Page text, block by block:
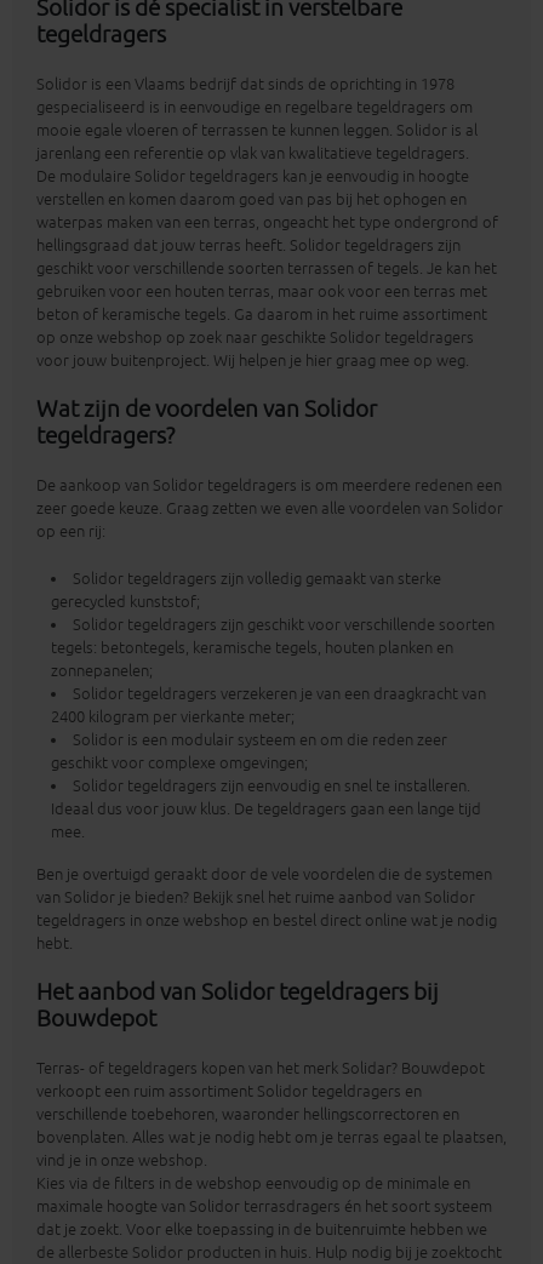
Solidor is dé specialist in verstelbare
tegeldragers
Solidor is een Vlaams bedrijf dat sinds de oprichting in 1978
gespecialiseerd is in eenvoudige en regelbare tegeldragers om
mooie egale vloeren of terrassen te kunnen leggen. Solidor is al
jarenlang een referentie op vlak van kwalitatieve tegeldragers.
De modulaire Solidor tegeldragers kan je eenvoudig in hoogte
verstellen en komen daarom goed van pas bij het ophogen en
waterpas maken van een terras, ongeacht het type ondergrond of
hellingsgraad dat jouw terras heeft. Solidor tegeldragers zijn
geschikt voor verschillende soorten terrassen of tegels. Je kan het
gebruiken voor een houten terras, maar ook voor een terras met
beton of keramische tegels. Ga daarom in het ruime assortiment
op onze webshop op zoek naar geschikte Solidor tegeldragers
voor jouw buitenproject. Wij helpen je hier graag mee op weg.
Wat zijn de voordelen van Solidor
tegeldragers?
De aankoop van Solidor tegeldragers is om meerdere redenen een
zeer goede keuze. Graag zetten we even alle voordelen van Solidor
op een rij:
Solidor tegeldragers zijn volledig gemaakt van sterke
gerecycled kunststof;
Solidor tegeldragers zijn geschikt voor verschillende soorten
tegels: betontegels, keramische tegels, houten planken en
zonnepanelen;
Solidor tegeldragers verzekeren je van een draagkracht van
2400 kilogram per vierkante meter;
Solidor is een modulair systeem en om die reden zeer
geschikt voor complexe omgevingen;
Solidor tegeldragers zijn eenvoudig en snel te installeren.
Ideaal dus voor jouw klus. De tegeldragers gaan een lange tijd
mee.
Ben je overtuigd geraakt door de vele voordelen die de systemen
van Solidor je bieden? Bekijk snel het ruime aanbod van Solidor
tegeldragers in onze webshop en bestel direct online wat je nodig
hebt.
Het aanbod van Solidor tegeldragers bij
Bouwdepot
Terras- of tegeldragers kopen van het merk Solidar? Bouwdepot
verkoopt een ruim assortiment Solidor tegeldragers en
verschillende toebehoren, waaronder hellingscorrectoren en
bovenplaten. Alles wat je nodig hebt om je terras egaal te plaatsen,
vind je in onze webshop.
Kies via de filters in de webshop eenvoudig op de minimale en
maximale hoogte van Solidor terrasdragers én het soort systeem
dat je zoekt. Voor elke toepassing in de buitenruimte hebben we
de allerbeste Solidor producten in huis. Hulp nodig bij je zoektocht